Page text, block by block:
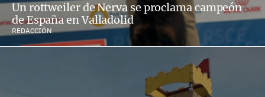
Un rottweiler de Nerva se proclama campeón
de España en Valladolid
REDACCIÓN